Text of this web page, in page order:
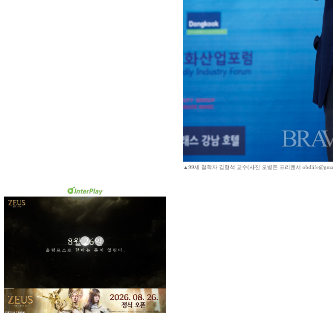
▲99세 철학자 김형석 교수(사진 오병돈 프리랜서